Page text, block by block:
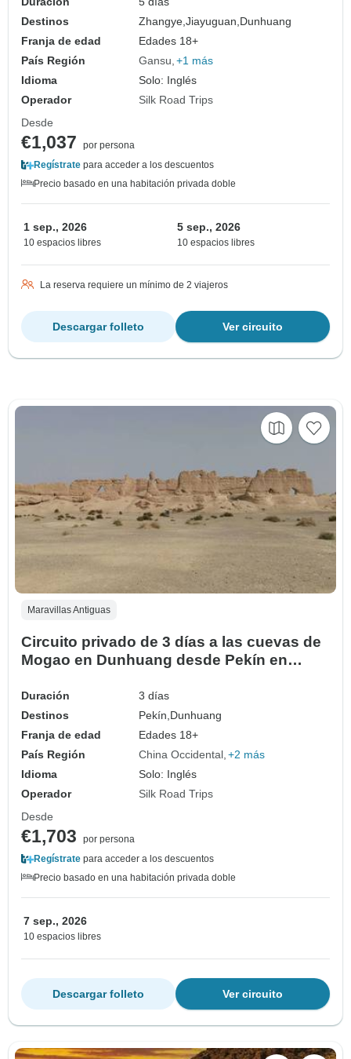
Destinos
Zhangye,Jiayuguan, Dunhuang
Franja de edad
Edades 18+
País Región
Gansu +1 más
Idioma
Solo: Inglés
Operador
Silk Road Trips
Desde
€1,037
por persona
Regístrate para acceder a los descuentos
Precio basado en una habitación privada doble
1 sep., 2026
10 espacios libres
5 sep., 2026
10 espacios libres
La reserva requiere un mínimo de 2 viajeros
Ver circuito
Descargar folleto
Maravillas Antiguas
Circuito privado de 3 días a las cuevas de
Mogao en Dunhuang desde Pekín en
Duración
3 días
Destinos
Pekín, Dunhuang
Franja de edad
Edades 18+
País Región
China Occidental +2 más
Idioma
Solo: Inglés
Operador
Silk Road Trips
Desde
€1,703
por persona
Regístrate para acceder a los descuentos
Precio basado en una habitación privada doble
7 sep., 2026
10 espacios libres
Ver circuito
Descargar folleto